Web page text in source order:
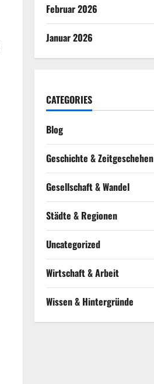
Februar 2026
Januar 2026
CATEGORIES
Blog
Geschichte & Zeitgeschehen
Gesellschaft & Wandel
Städte & Regionen
Uncategorized
Wirtschaft & Arbeit
Wissen & Hintergründe